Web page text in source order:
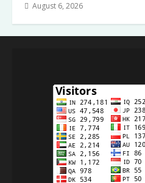
August 6, 2026